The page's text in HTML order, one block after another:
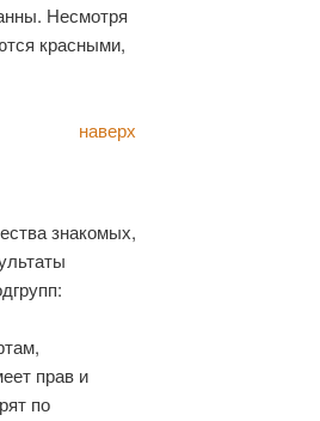
Несмотря
красными,
наверх
знакомых,
прав и
по